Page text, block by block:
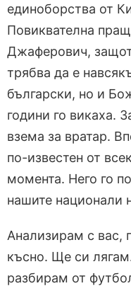
единоборства от
Повиквателна
Джаферович,
трябва да е
български, но и
години го викаха.
взема за вратар.
по-известен от
момента. Него го
нашите национали
Анализирам с вас,
късно. Ще си
разбирам от